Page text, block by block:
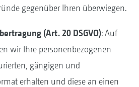
gegenüber Ihren überwiegen.
(Art. 20 DSGVO): Auf
wir Ihre personenbezogenen
gängigen und
erhalten und diese an einen